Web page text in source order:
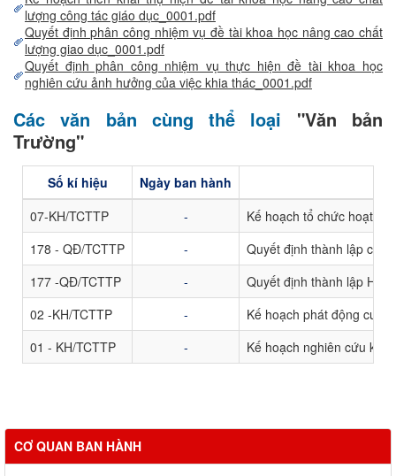
lượng công tác giáo dục_0001.pdf
Quyết định phân công nhiệm vụ đề tài khoa học nâng cao chất
lượng giao dục_0001.pdf
Quyết định phân công nhiệm vụ thực hiện đề tài khoa học
nghiên cứu ảnh hưởng của việc khia thác_0001.pdf
Các văn bản cùng thể loại "Văn bản
Trường"
Số kí hiệu
Ngày ban hành
07-KH/TCTTP
-
Kế hoạch tổ chức hoạt
178 - QĐ/TCTTP
-
Quyết định thành lập các
177 -QĐ/TCTTP
-
Quyết định thành lập Hội
02 -KH/TCTTP
-
Kế hoạch phát động
01 - KH/TCTTP
- Kế hoạch nghiên cứu
CƠ QUAN BAN HÀNH